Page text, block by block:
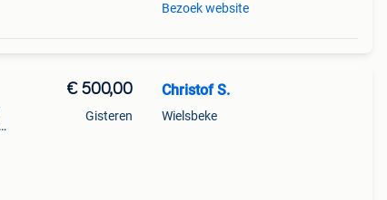
Bezoek website
€ 500,00
Gisteren
Christof S.
Wielsbeke